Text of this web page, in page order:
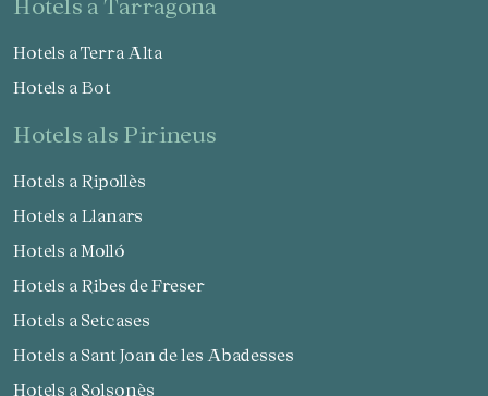
Hotels a Terra Alta
Hotels a Bot
hotels als Pirineus
Hotels a Ripollès
Hotels a Llanars
Hotels a Molló
Hotels a Ribes de Freser
Hotels a Setcases
Hotels a Sant Joan de les Abadesses
Hotels a Solsonès